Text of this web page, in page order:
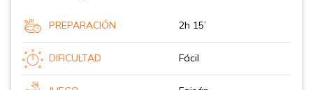
PREPARACIÓN 2h 15’
DIFICULTAD Fácil